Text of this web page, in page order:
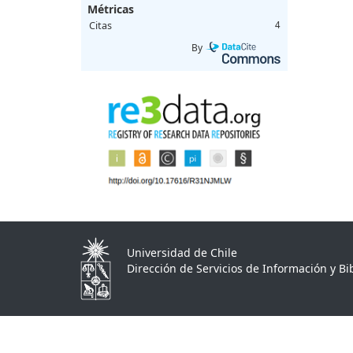
Métricas
Citas 4
By
Universidad de Chile
Dirección de Servicios de Información y